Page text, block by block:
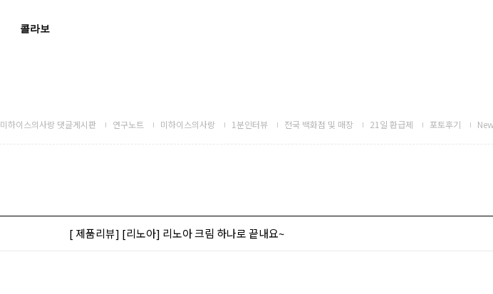
콜라보
미하이스의사랑 댓글게시판 연구노트 미하이스의사랑 1분인터뷰 전국 백화점 및 매장 21일 환급제 포토후기
[ 제품리뷰] [리노아] 리노아 크림 하나로 끝내요~